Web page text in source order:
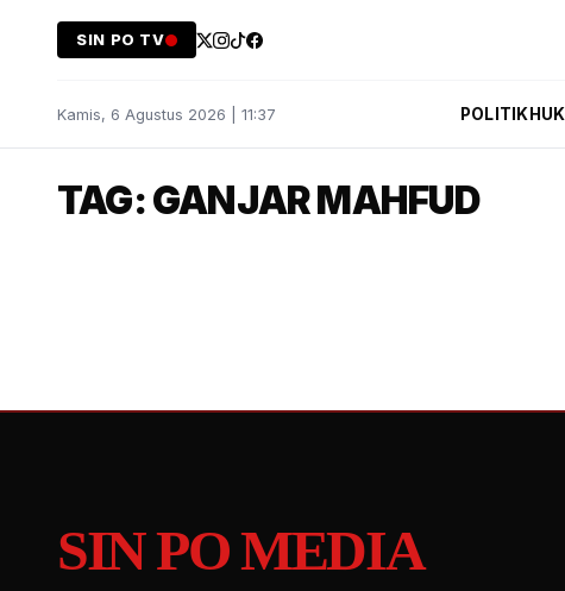
SIN PO TV
Kamis, 6 Agustus 2026 | 11:37 POLITIK
TAG: GANJAR MAHFUD
SIN PO MEDIA